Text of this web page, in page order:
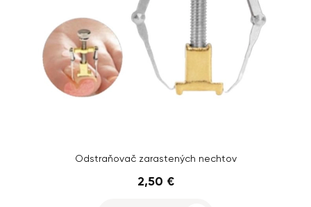
Odstraňovač zarastených nechtov
2,50 €